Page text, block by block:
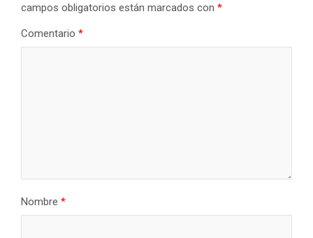
campos obligatorios están marcados con *
Comentario *
Nombre *